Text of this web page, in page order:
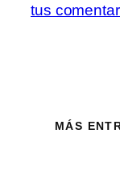
tus
MÁS